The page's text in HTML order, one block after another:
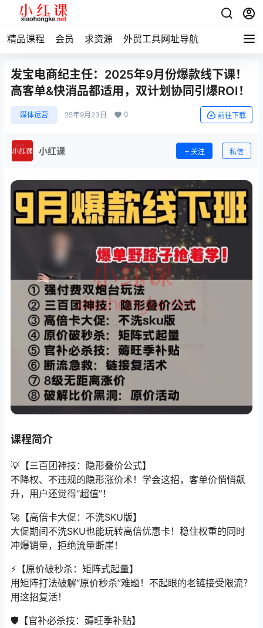
精品课程 会员 求资源 外贸工具网址导航
发宝电商纪主任：2025年9月份爆款线下课！
高客单&快消品都适用，双计划协同引爆ROI！
媒体运营 25年9月23日 0 前往下载
小红课 关注 私信
课程简介
💡【三百团神技：隐形叠价公式】
不降权、不违规的隐形涨价术！学会这招，客单价悄悄飙
升，用户还觉得“超值”！
🚀【高倍卡大促：不洗SKU版】
大促期间不洗SKU也能玩转高倍优惠卡！稳住权重的同时
冲爆销量，拒绝流量断崖！
⚡️【原价破秒杀：矩阵式起量】
用矩阵打法破解“原价秒杀”难题！不起眼的老链接受限流？
用这招复活！
🛡️【官补必杀技：薅旺季补贴】